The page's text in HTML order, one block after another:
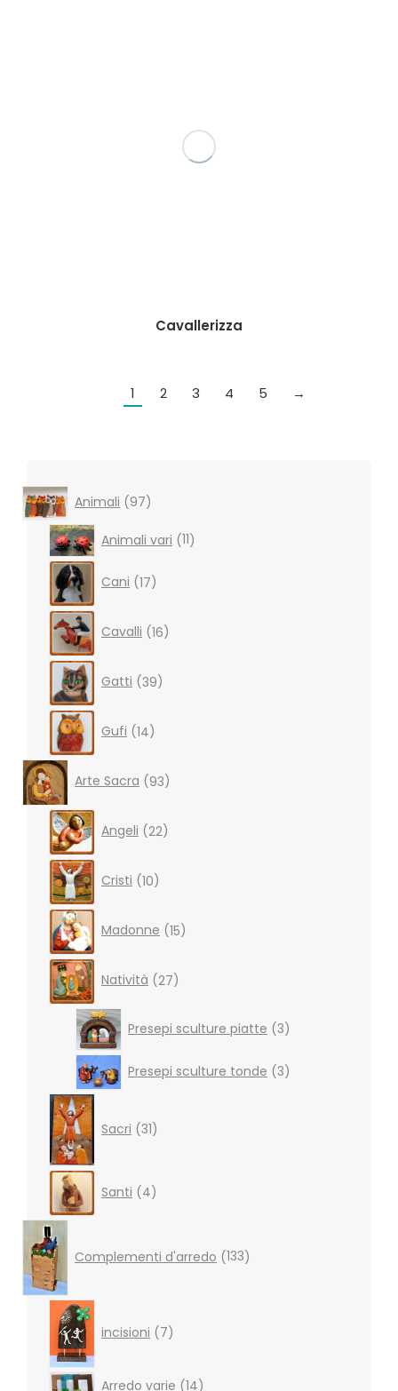
Cavallerizza
1 2 3 4 5 →
Animali 9797
products
Animali vari 1111
products
Cani 17products
Cavalli 16products
Gatti 39products
Gufi 14products
Arte Sacra 93products
Angeli 22products
Cristi 10products
Madonne 15products
Natività 27products
Presepi sculture piatte 3products
Presepi sculture tonde 3
3
products
Sacri 31products
Santi 4products
Complementi d'arredo 133
products
incisioni 7products
Arredo varie 1414